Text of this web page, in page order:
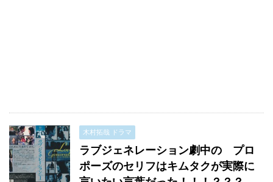
木村拓哉 ドラマ
ラブジェネレーション劇中の プロ
ポーズのセリフはキムタクが実際に